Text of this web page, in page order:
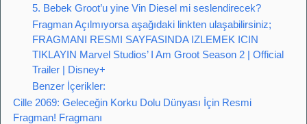
5. Bebek Groot’u yine Vin Diesel mi seslendirecek?
Fragman Açılmıyorsa aşağıdaki linkten ulaşabilirsiniz;
FRAGMANI RESMI SAYFASINDA IZLEMEK ICIN
TIKLAYIN Marvel Studios’ I Am Groot Season 2 | Official
Trailer | Disney+
Benzer İçerikler:
Cille 2069: Geleceğin Korku Dolu Dünyası İçin Resmi
Fragman! Fragmanı